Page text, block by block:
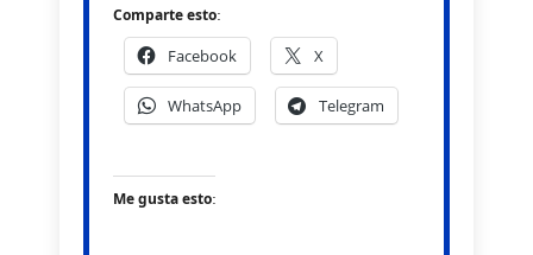
Comparte esto:
Facebook X
WhatsApp Telegram
Me gusta esto: